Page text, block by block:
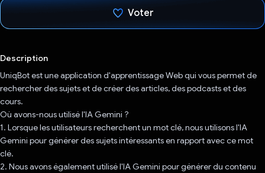
Voter
Description
UniqBot est une application d'apprentissage Web qui vous permet de
rechercher des sujets et de créer des articles, des podcasts et des
cours.
Où avons-nous utilisé l'IA Gemini ?
1. Lorsque les utilisateurs recherchent un mot clé, nous utilisons l'IA
Gemini pour générer des sujets intéressants en rapport avec ce mot
clé.
2. Nous avons également utilisé l'IA Gemini pour générer du contenu